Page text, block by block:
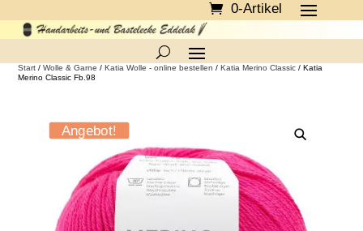
0-Artikel
Start /Wolle & Garne /Katia Wolle - online bestellen /Katia Merino Classic / Katia
Merino Classic Fb.98
Angebot!